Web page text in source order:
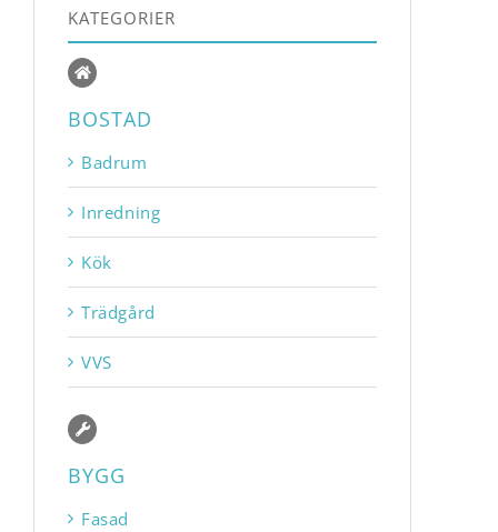
KATEGORIER
BOSTAD
Badrum
Inredning
Kök
Trädgård
VVS
BYGG
Fasad